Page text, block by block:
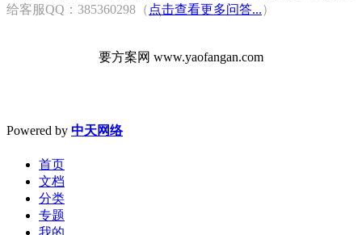
给客服QQ：385360298（ 点击查看更多问答...）
要方案网 www.yaofangan.com
Powered by 中天网络
首页
文档
分类
专题
我的